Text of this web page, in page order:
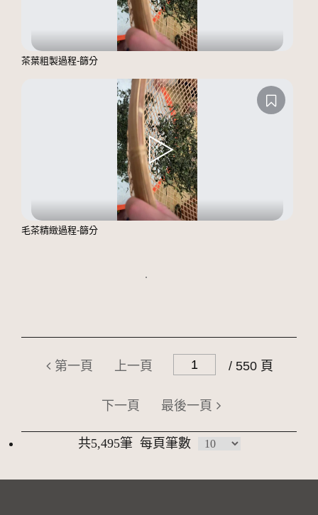
茶葉粗製過程-篩分
毛茶精緻過程-篩分
第一頁 上一頁 / 550 頁
下一頁 最後一頁
共5,495筆 每頁筆數